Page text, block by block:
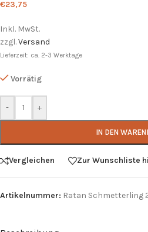
€23,75
Inkl. MwSt.
zzgl.Versand
Lieferzeit: ca. 2-3 Werktage
Vorrätig
- +
IN DEN
Vergleichen Zur Wunschliste
Artikelnummer: Ratan Schmetterling